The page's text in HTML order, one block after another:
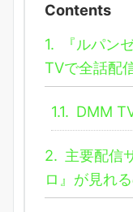
Contents
1.
『ルパン
TVで全話配
1.1. DMM
2. 主要配信
ロ』が見れ